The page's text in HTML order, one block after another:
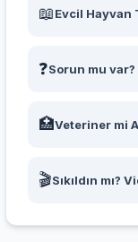
📖Evcil Hayvan
❓Sorun mu
🏥Veteriner mi
🎬Sıkıldın mı?